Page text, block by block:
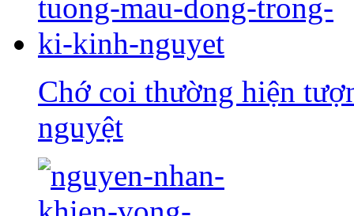
Chớ coi thường hiện
nguyệt